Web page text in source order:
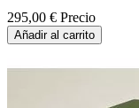
295,00 € Precio
Añadir al carrito